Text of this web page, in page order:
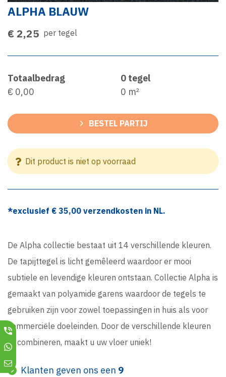
ALPHA BLAUW
€ 2,25 per tegel
Totaalbedrag
€ 0,00
0 tegel
0 m²
BESTEL PARTIJ
Dit product is niet op voorraad
*exclusief € 35,00 verzendkosten in NL.
De Alpha collectie bestaat uit 14 verschillende kleuren.
De tapijttegel is licht gemêleerd waardoor er mooi
subtiele en levendige kleuren ontstaan. Collectie Alpha is
gemaakt van polyamide garens waardoor de tegels te
gebruiken zijn voor zowel toepassingen in huis als voor
commerciële doeleinden. Door de verschillende kleuren
te combineren, maakt u uw vloer uniek!
Klanten geven ons een 9